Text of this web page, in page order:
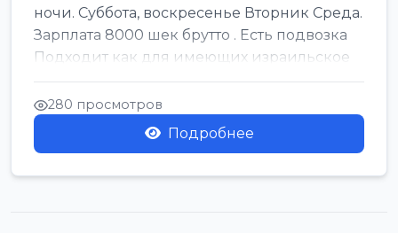
ночи. Суббота, воскресенье Вторник Среда.
Зарплата 8000 шек брутто . Есть подвозка
Подходит как для имеющих израильское
г...
280 просмотров
Подробнее